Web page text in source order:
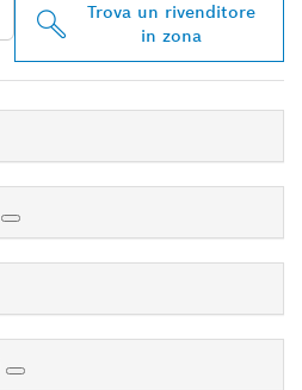
Trova un rivenditore
in zona